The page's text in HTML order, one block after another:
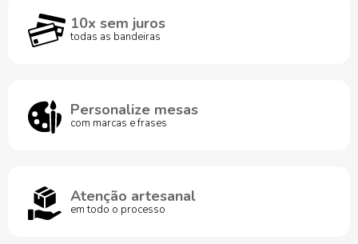
10x sem juros
todas as bandeiras
Personalize mesas
com marcas e frases
Atenção artesanal
em todo o processo